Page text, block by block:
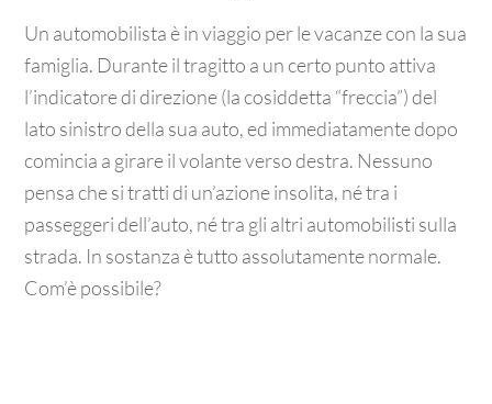
Un automobilista è in viaggio per le vacanze con la sua
famiglia. Durante il tragitto a un certo punto attiva
l’indicatore di direzione (la cosiddetta “freccia”) del
lato sinistro della sua auto, ed immediatamente dopo
comincia a girare il volante verso destra. Nessuno
pensa che si tratti di un’azione insolita, né tra i
passeggeri dell’auto, né tra gli altri automobilisti sulla
strada. In sostanza è tutto assolutamente normale.
Com’è possibile?